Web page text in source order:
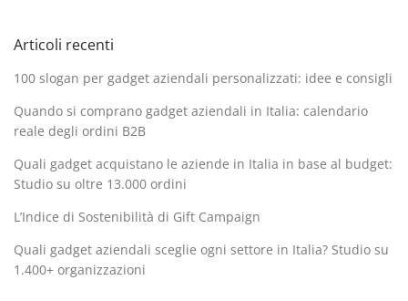
Articoli recenti
100 slogan per gadget aziendali personalizzati: idee e consigli
Quando si comprano gadget aziendali in Italia: calendario
reale degli ordini B2B
Quali gadget acquistano le aziende in Italia in base al budget:
Studio su oltre 13.000 ordini
L’Indice di Sostenibilità di Gift Campaign
Quali gadget aziendali sceglie ogni settore in Italia? Studio su
1.400+ organizzazioni